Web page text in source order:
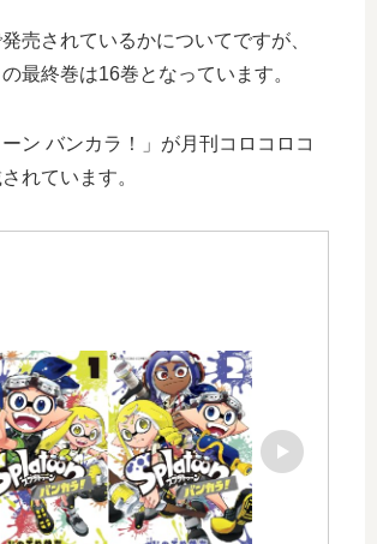
売されているかについてですが、
の最終巻は16巻となっています。
ーン バンカラ！」が月刊コロコロコ
れています。